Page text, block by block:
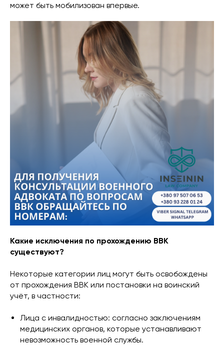
может быть мобилизован впервые.
Какие исключения по прохождению ВВК
существуют?
Некоторые категории лиц могут быть освобождены
от прохождения ВВК или постановки на воинский
учёт, в частности:
Лица с инвалидностью: согласно заключениям
медицинских органов, которые устанавливают
невозможность военной службы.